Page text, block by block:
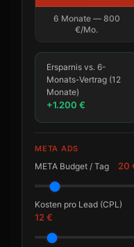
6 Monate — 800
€/Mo.
Ersparnis vs. 6-
Monats-Vertrag (12
Monate)
+1.200 €
META ADS
META Budget / Tag 20
Kosten pro Lead (CPL)
12 €